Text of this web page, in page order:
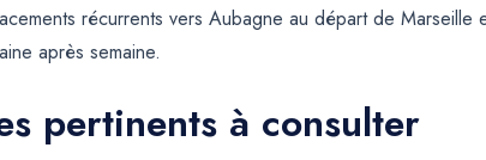
récurrents vers Aubagne au départ de
après semaine.
pertinents à consulter